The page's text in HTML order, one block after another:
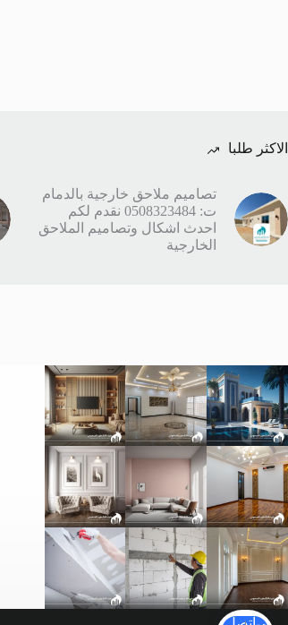
الاكثر طلبا
تصاميم ملاحق خارجية بالدمام
ت: 0508323484 نقدم لكم
احدث اشكال وتصاميم الملاحق
الخارجية